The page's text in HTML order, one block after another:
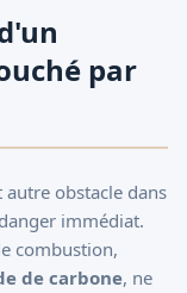
par
obstacle dans
immédiat.
combustion,
de carbone, ne